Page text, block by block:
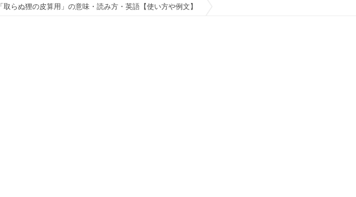
「取らぬ狸の皮算用」の意味・読み方・英語【使い方や例文】